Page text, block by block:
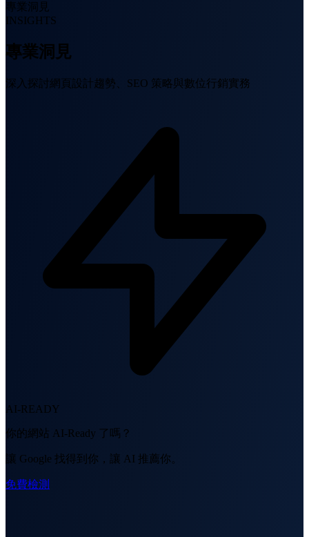
專業洞見
INSIGHTS
專業洞見
深入探討網頁設計趨勢、SEO 策略與數位行銷實務
AI-READY
你的網站 AI-Ready 了嗎？
讓 Google 找得到你，讓 AI 推薦你。
免費檢測